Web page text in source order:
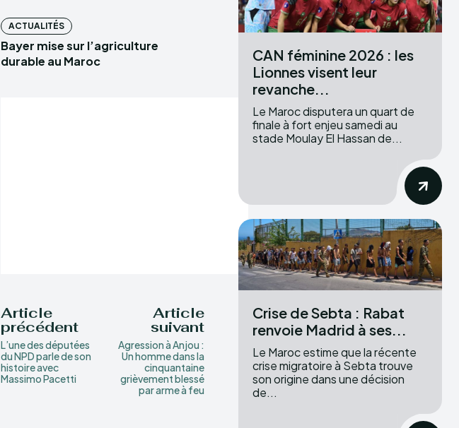
ACTUALITÉS
Bayer mise sur l’agriculture
durable au Maroc
Article
précédent
L’une des députées
du NPD parle de son
histoire avec
Massimo Pacetti
Article
suivant
Agression à Anjou :
Un homme dans la
cinquantaine
grièvement blessé
par arme à feu
CAN féminine 2026 : les
Lionnes visent leur
revanche...
Le Maroc disputera un quart de
finale à fort enjeu samedi au
stade Moulay El Hassan de...
Crise de Sebta : Rabat
renvoie Madrid à ses...
Le Maroc estime que la récente
crise migratoire à Sebta trouve
son origine dans une décision
de...